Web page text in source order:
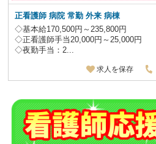
正看護師 病院 常勤 外来 病棟
◇基本給170,500円～235,800円
◇正看護師手当20,000円～25,000円
◇夜勤手当：2...
求人を保存